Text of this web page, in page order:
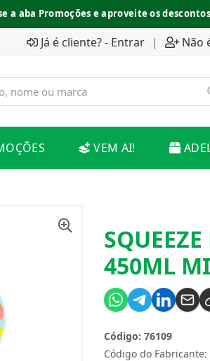
a aba Promoções e aproveite os descontos
Já é cliente? - Entrar | Não
VEM AI!
450ML
Código do Fabricante:
Código: 76109